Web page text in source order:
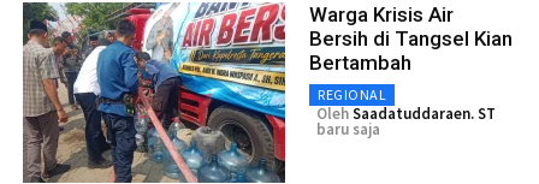
Warga Krisis Air
Bersih di Tangsel Kian
Bertambah
REGIONAL
OlehSaadatuddaraen. ST
baru saja